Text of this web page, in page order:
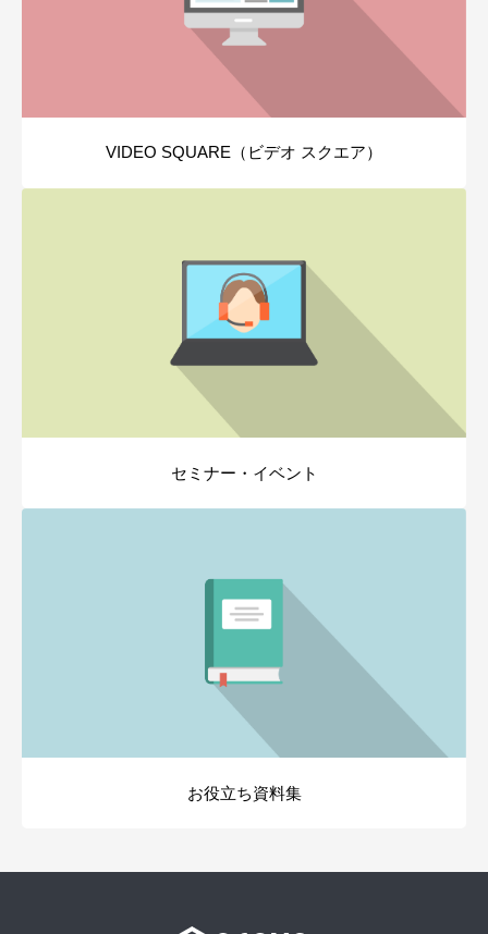
VIDEO SQUARE（ビデオ スクエア）
セミナー・イベント
お役立ち資料集